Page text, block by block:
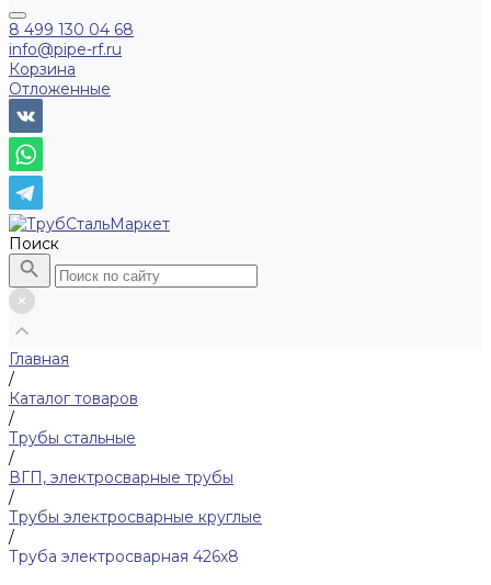
8 499 130 04 68
info@pipe-rf.ru
Корзина
Отложенные
Поиск
Главная
/
Каталог товаров
/
Трубы стальные
/
ВГП, электросварные трубы
/
Трубы электросварные круглые
/
Труба электросварная 426х8